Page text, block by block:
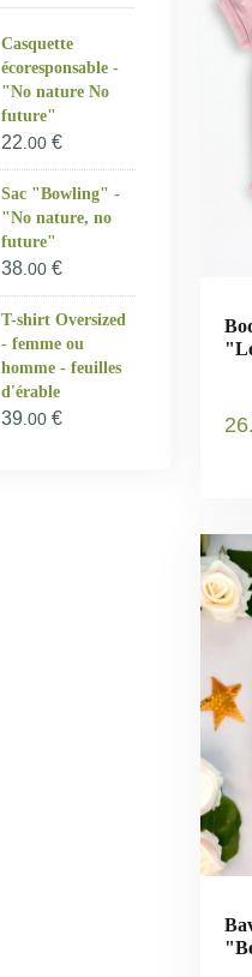
26
Casquette
écoresponsable -
"No nature No
future"
22 .00 €
Sac "Bowling" -
"No nature, no
future"
38 .00 €
T-shirt Oversized
- femme ou
homme - feuilles
d'érable
39 .00 €